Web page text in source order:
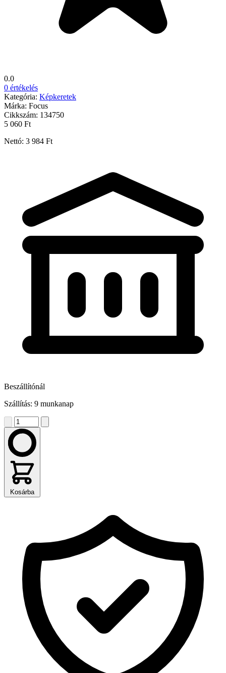
0.0
0 értékelés
Kategória: Képkeretek
Márka: Focus
Cikkszám: 134750
5 060 Ft
Nettó: 3 984 Ft
Beszállítónál
Szállítás: 9 munkanap
Kosárba